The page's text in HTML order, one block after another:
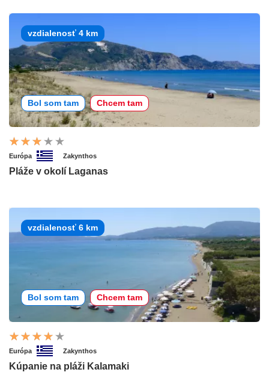
vzdialenosť 4 km
Bol som tam Chcem tam
Európa Zakynthos
Pláže v okolí Laganas
vzdialenosť 6 km
Bol som tam Chcem tam
Európa Zakynthos
Kúpanie na pláži Kalamaki